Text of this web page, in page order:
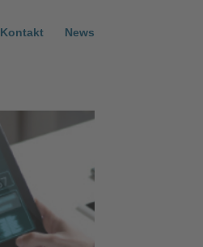
Kontakt News